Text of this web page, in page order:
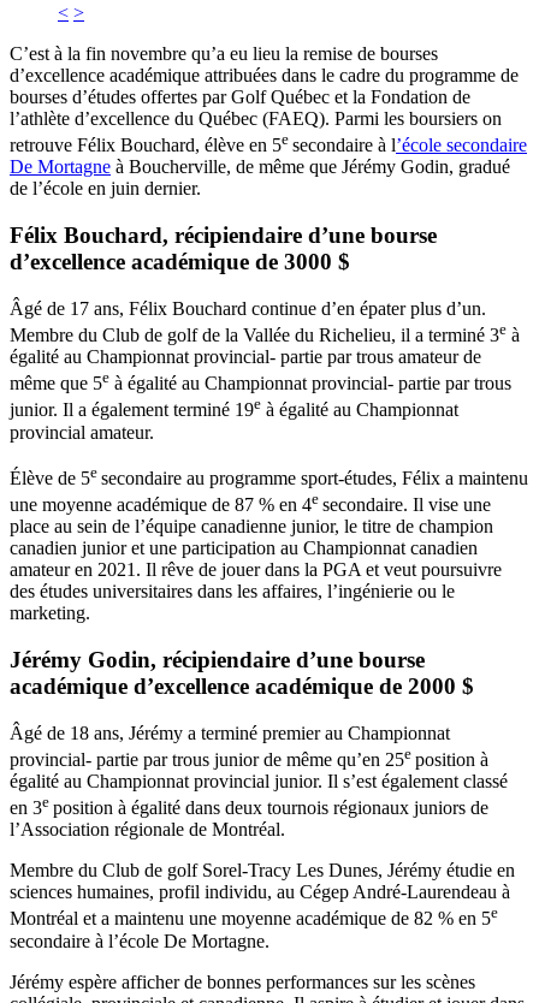
< >
C’est à la fin novembre qu’a eu lieu la remise de bourses
d’excellence académique attribuées dans le cadre du programme de
bourses d’études offertes par Golf Québec et la Fondation de
l’athlète d’excellence du Québec (FAEQ). Parmi les boursiers on
retrouve Félix Bouchard, élève en 5e secondaire à l’école secondaire
De Mortagne à Boucherville, de même que Jérémy Godin, gradué
de l’école en juin dernier.
Félix Bouchard, récipiendaire d’une bourse
d’excellence académique de 3000 $
Âgé de 17 ans, Félix Bouchard continue d’en épater plus d’un.
Membre du Club de golf de la Vallée du Richelieu, il a terminé 3e à
égalité au Championnat provincial- partie par trous amateur de
même que 5e à égalité au Championnat provincial- partie par trous
junior. Il a également terminé 19e à égalité au Championnat
provincial amateur.
Élève de 5e secondaire au programme sport-études, Félix a maintenu
une moyenne académique de 87 % en 4e secondaire. Il vise une
place au sein de l’équipe canadienne junior, le titre de champion
canadien junior et une participation au Championnat canadien
amateur en 2021. Il rêve de jouer dans la PGA et veut poursuivre
des études universitaires dans les affaires, l’ingénierie ou le
marketing.
Jérémy Godin, récipiendaire d’une bourse
académique d’excellence académique de 2000 $
Âgé de 18 ans, Jérémy a terminé premier au Championnat
provincial- partie par trous junior de même qu’en 25e position à
égalité au Championnat provincial junior. Il s’est également classé
en 3e position à égalité dans deux tournois régionaux juniors de
l’Association régionale de Montréal.
Membre du Club de golf Sorel-Tracy Les Dunes, Jérémy étudie en
sciences humaines, profil individu, au Cégep André-Laurendeau à
Montréal et a maintenu une moyenne académique de 82 % en 5e
secondaire à l’école De Mortagne.
Jérémy espère afficher de bonnes performances sur les scènes